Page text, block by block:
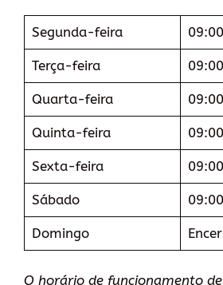
Segunda-feira
Terça-feira
Quarta-feira
Quinta-feira
Sexta-feira
Sábado
Domingo
O horário de funcionamento